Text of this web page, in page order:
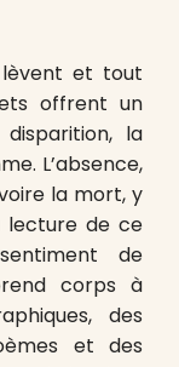
et tout
offrent un
la
L’absence,
la mort, y
lecture de ce
de
corps à
des
et des